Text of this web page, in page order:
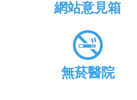
網站意見箱
無菸醫院